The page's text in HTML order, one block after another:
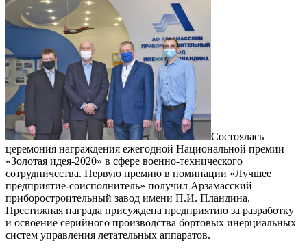
Состоялась
церемония награждения ежегодной Национальной премии
«Золотая идея-2020» в сфере военно-технического
сотрудничества. Первую премию в номинации «Лучшее
предприятие-соисполнитель» получил Арзамасский
приборостроительный завод имени П.И. Пландина.
Престижная награда присуждена предприятию за разработку
и освоение серийного производства бортовых инерциальных
систем управления летательных аппаратов.